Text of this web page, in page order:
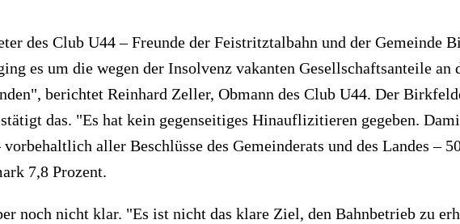
des Club U44 – Freunde der Feistritztalbahn und der Gemeinde
es um die wegen der Insolvenz vakanten Gesellschaftsanteile
berichtet Reinhard Zeller, Obmann des Club U44. Der
das. "Es hat kein gegenseitiges Hinauflizitieren gegeben.
aller Beschlüsse des Gemeinderats und des Landes –
7,8 Prozent.
noch nicht klar. "Es ist nicht das klare Ziel, den Bahnbetrieb zu